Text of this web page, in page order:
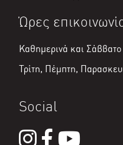
Ώρες
Καθημερινά και
Τρίτη, Πέμπτη,
Social